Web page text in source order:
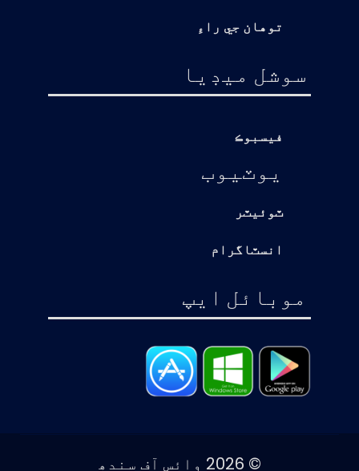
توهان جي راءِ
سوشل ميڊيا
فيسبوڪ
يوٽيوب
ٽوئيٽر
انسٽاگرام
موبائل ايپ
© 2026 وائس آف سندھ